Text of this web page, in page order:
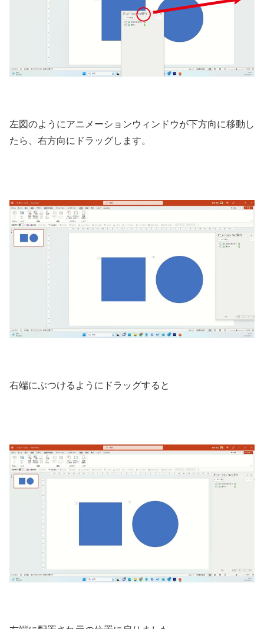
左図のようにアニメーションウィンドウが下方向に移動し
たら、右方向にドラッグします。
右端にぶつけるようにドラッグすると